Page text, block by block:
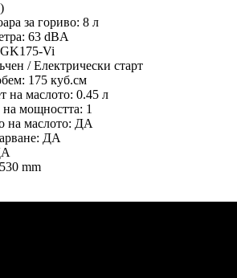
за гориво: 8 л
63 dBA
Vi
/ Електрически старт
175 куб.см
на маслото: 0.45 л
мощността: 1
на маслото: ДА
ДА
mm